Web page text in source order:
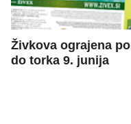
Živkova ograjena
do torka 9. junija